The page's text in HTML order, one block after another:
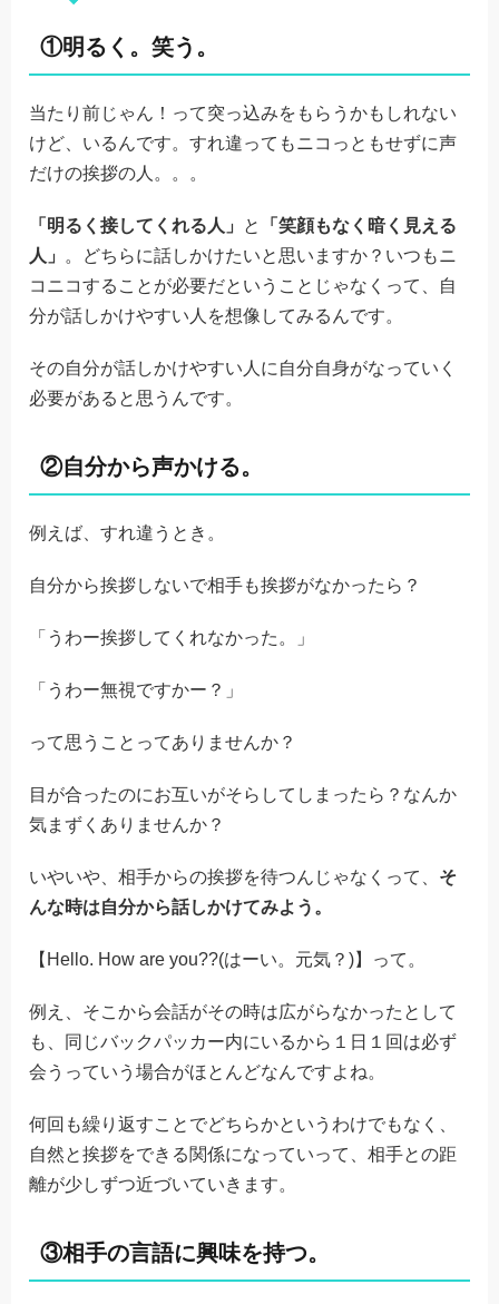
①明るく。笑う。
当たり前じゃん！って突っ込みをもらうかもしれない
けど、いるんです。すれ違ってもニコっともせずに声
だけの挨拶の人。。。
「明るく接してくれる人」 と
「笑顔もなく暗く見える
人」 。どちらに話しかけたいと思いますか？いつもニ
コニコすることが必要だということじゃなくって、自
分が話しかけやすい人を想像してみるんです。
その自分が話しかけやすい人に自分自身がなっていく
必要があると思うんです。
②自分から声かける。
例えば、すれ違うとき。
自分から挨拶しないで相手も挨拶がなかったら？
「うわー挨拶してくれなかった。」
「うわー無視ですかー？」
って思うことってありませんか？
目が合ったのにお互いがそらしてしまったら？なんか
気まずくありませんか？
いやいや、相手からの挨拶を待つんじゃなくって、 そ
んな時は自分から話しかけてみよう。
【Hello. How are you??(はーい。元気？)】って。
例え、そこから会話がその時は広がらなかったとして
も、同じバックパッカー内にいるから１日１回は必ず
会うっていう場合がほとんどなんですよね。
何回も繰り返すことでどちらかというわけでもなく、
自然と挨拶をできる関係になっていって、相手との距
離が少しずつ近づいていきます。
③相手の言語に興味を持つ。